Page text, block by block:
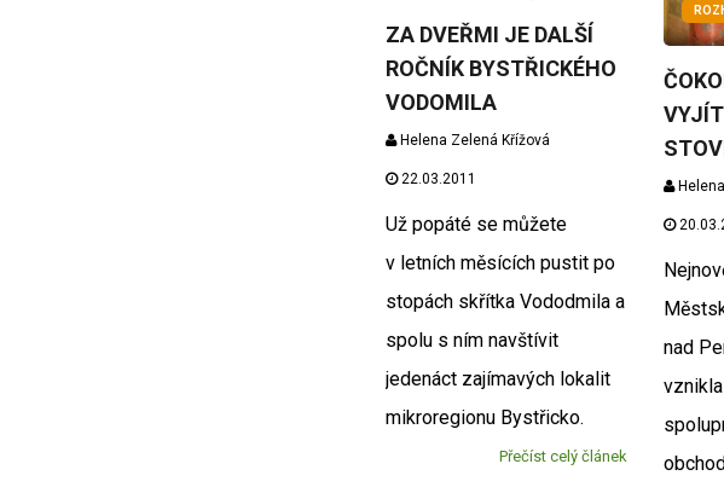
ZA DVEŘMI JE DALŠÍ
ROČNÍK BYSTŘICKÉHO
VODOMILA
Helena Zelená Křížová
22.03.2011
Už popáté se můžete
v letních měsících pustit po
stopách skřítka Vododmila a
spolu s ním navštívit
jedenáct zajímavých lokalit
mikroregionu Bystřicko.
Přečíst celý článek
nad